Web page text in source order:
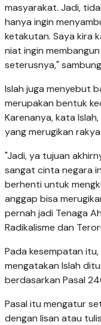
masyarakat. Jadi,
hanya ingin
ketakutan. Saya kira
niat ingin
seterusnya,"
Islah juga menyebut
merupakan bentuk
Karenanya, kata
yang merugikan
"Jadi, ya tujuan
sangat cinta negara
berhenti untuk
anggap bisa
pernah jadi Tenaga
Radikalisme dan
Pada kesempatan itu,
mengatakan Islah
berdasarkan Pasal
Pasal itu mengatur
dengan lisan atau